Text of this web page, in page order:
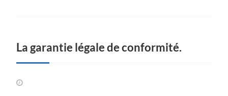
La garantie légale de conformité.